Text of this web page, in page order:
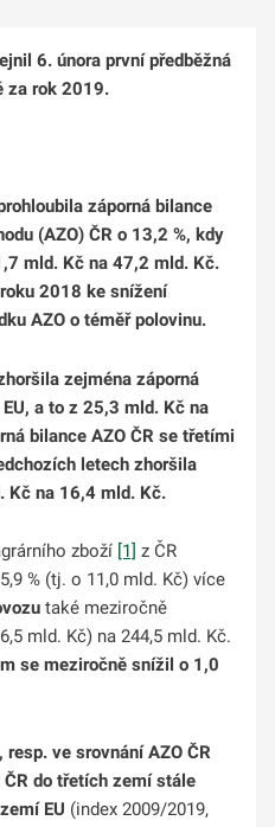
6. února první předběžná
za rok 2019.
záporná bilance
(AZO) ČR o 13,2 %, kdy
mld. Kč na 47,2 mld. Kč.
2018 ke snížení
AZO o téměř polovinu.
zejména záporná
a to z 25,3 mld. Kč na
bilance AZO ČR se třetími
letech zhoršila
Kč na 16,4 mld. Kč.
zboží [1] z ČR
% (tj. o 11,0 mld. Kč) více
také meziročně
mld. Kč) na 244,5 mld. Kč.
se meziročně snížil o 1,0
ve srovnání AZO ČR
do třetích zemí stále
EU (index 2009/2019,